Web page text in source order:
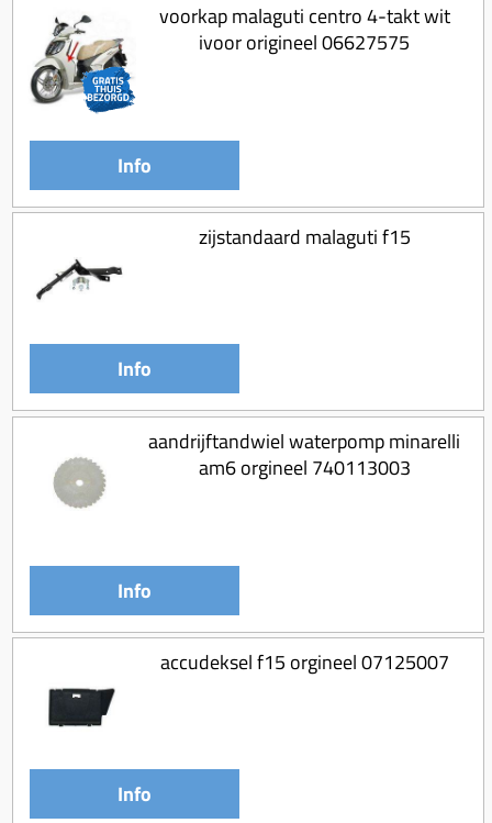
voorkap malaguti centro 4-takt wit
ivoor origineel 06627575
Info
zijstandaard malaguti f15
Info
aandrijftandwiel waterpomp minarelli
am6 orgineel 740113003
Info
accudeksel f15 orgineel 07125007
Info